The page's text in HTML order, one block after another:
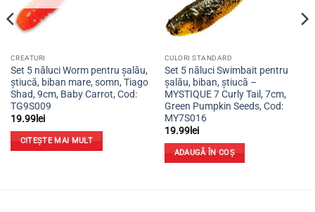
CREATURI
Set 5 năluci Worm pentru șalău,
știucă, biban mare, somn, Tiago
Shad, 9cm, Baby Carrot, Cod:
TG9S009
19.99lei
CITEȘTE MAI MULT
CULORI STANDARD
Set 5 năluci Swimbait pentru
șalău, biban, știucă –
MYSTIQUE 7 Curly Tail, 7cm,
Green Pumpkin Seeds, Cod:
MY7S016
19.99lei
ADAUGĂ ÎN COȘ